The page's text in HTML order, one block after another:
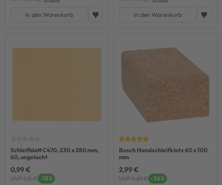
In den Warenkorb In den Warenkorb
Schleifblatt C470, 230 x 280 mm,
60, ungelocht
0,99 €
UVP 1,21 € -18%
Bosch Handschleifklotz 60 x 100
mm
2,99 €
UVP 6,81 € -56%